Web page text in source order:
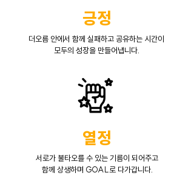
긍정
더오름 안에서 함께 실패하고 공유하는 시간이
모두의 성장을 만들어냅니다.
열정
서로가 불타오를 수 있는 기름이 되어주고
함께 상생하며 GOAL로 다가갑니다.